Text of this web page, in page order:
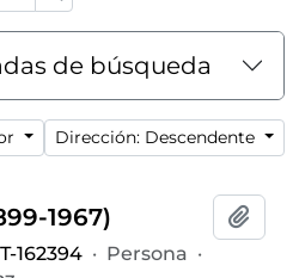
de búsqueda
Dirección: Descendente
1967)
162394 · Persona ·